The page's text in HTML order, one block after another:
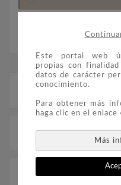
Este portal web
propias con
datos de carácter
conocimiento.
Para obtener más
haga clic en el
Más
Colección de sellos y